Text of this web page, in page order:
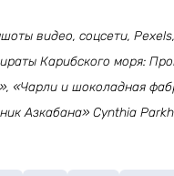
видео, соцсети,
Карибского моря:
«Чарли и шоколадная
Азкабана» Cynthia